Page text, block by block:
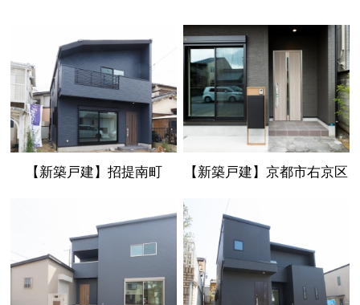
【新築戸建】招提南町 【新築戸建】京都市右京区